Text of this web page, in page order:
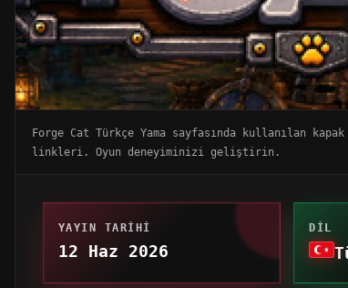
Forge Cat Türkçe Yama sayfasında kullanılan
linkleri. Oyun deneyiminizi geliştirin.
YAYIN TARIHI
12 Haz 2026
DIL